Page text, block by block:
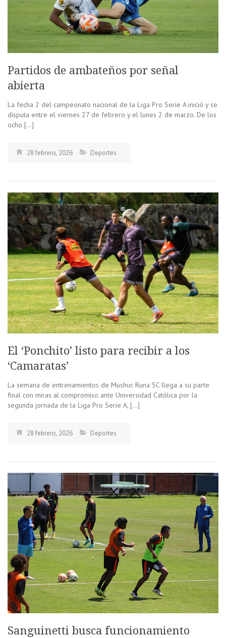
Partidos de ambateños por señal
abierta
La fecha 2 del campeonato nacional de la Liga Pro Serie A inició y se
disputa entre el viernes 27 de febrero y el lunes 2 de marzo. De los
ocho […]
28 febrero, 2026 Deportes
El ‘Ponchito’ listo para recibir a los
‘Camaratas’
La semana de entrenamientos de Mushuc Runa SC llega a su parte
final con miras al compromiso ante Universidad Católica por la
segunda jornada de la Liga Pro Serie A, […]
28 febrero, 2026 Deportes
Sanguinetti busca funcionamiento